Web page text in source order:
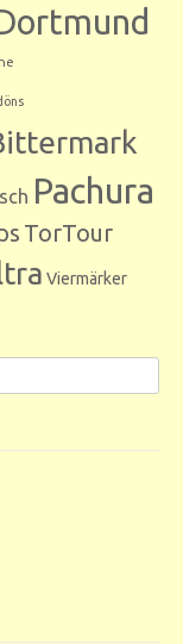
Pachura
TorTour
Viermärker